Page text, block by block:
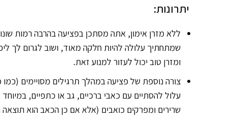
יתרונות:
ללא מזרן אימון, אתה מסתכן בפציעה בהרבה רמות
שמתחתיך עלולה להיות חלקה מאוד, ושוב לגרום לך
ומזרן טוב יכול לעזור למנוע זאת.
צורה נוספת של פציעה במהלך תרגילים מסויימים
עלול להסתיים עם כאבי ברכיים, גב או כתפיים,
שרירים ומפרקים כואבים (אלא אם כן הכאב הוא